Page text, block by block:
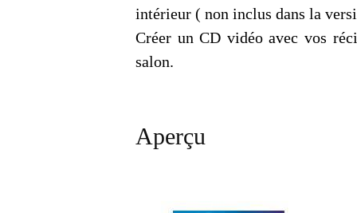
intérieur ( non inclus dans la
Créer un CD vidéo avec vos
salon.
Aperçu